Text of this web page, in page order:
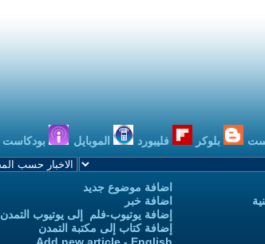
بلوكر فليبورد الموبايل بودكاست
اضافة موضوع جديد
اضافة خبر
إضافة يوتيوب-فلم إلى يوتيوب التمدن
إضافة كتاب إلى مكتبة التمدن